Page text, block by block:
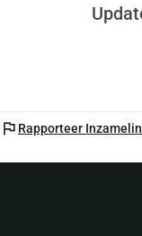
flag Rapporteer